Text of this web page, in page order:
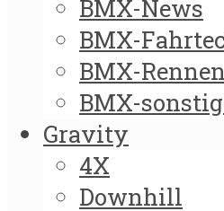
BMX-News
BMX-
BMX-Rennen
BMX-
Gravity
4X
Downhill